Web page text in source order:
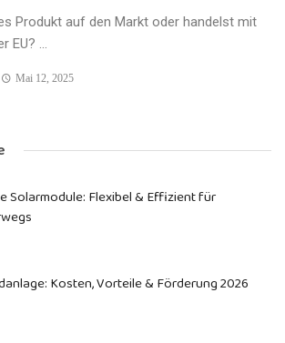
Produkt auf den Markt oder handelst mit
...
Mai 12, 2025
Solarmodule: Flexibel & Effizient für
Kosten, Vorteile & Förderung 2026